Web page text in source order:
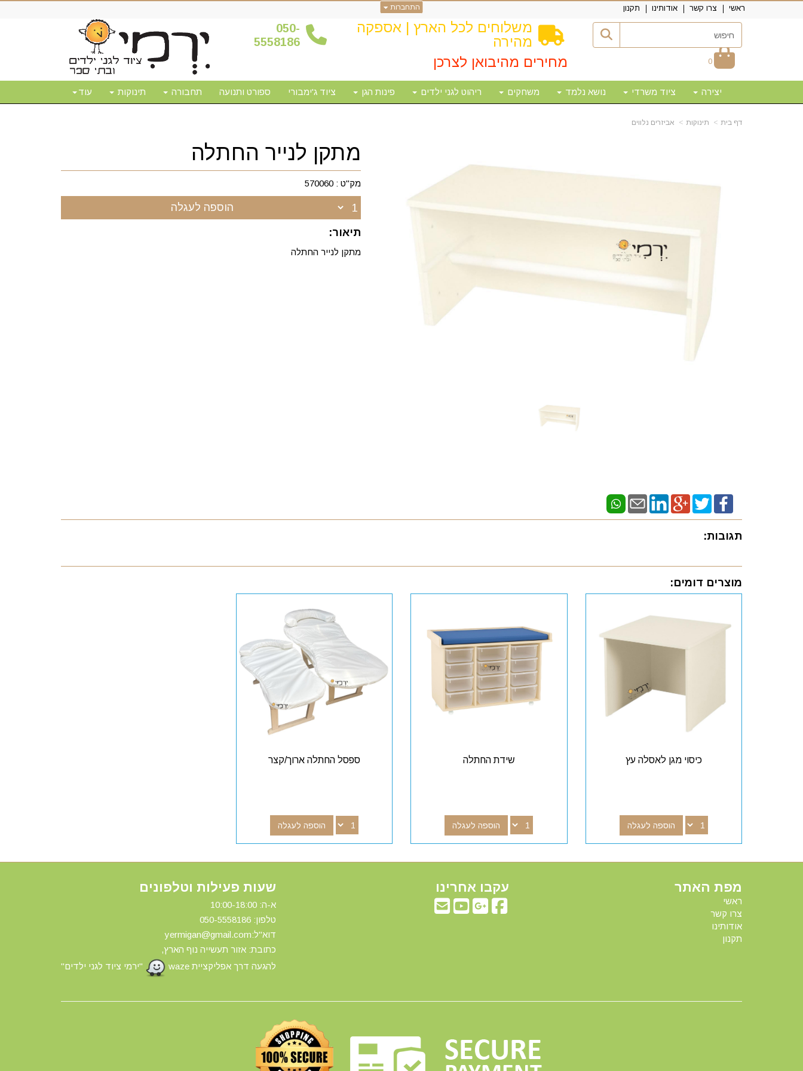
התחברות ראשי צרו קשר אודותינו תקנון
0
משלוחים לכל הארץ | אספקה
מהירה
050-
5558186
מחירים מהיבואן לצרכן
יצירה ציוד משרדי נושא נלמד משחקים ריהוט לגני ילדים פינות הגן ציוד ג'ימבורי ספורט ותנועה תחבורה תינוקות עוד
דף בית תינוקות אביזרים נלווים
מתקן לנייר החתלה
מק"ט :570060
הוספה לעגלה
תיאור:
מתקן לנייר החתלה
תגובות:
מוצרים דומים:
כיסוי מגן לאסלה עץ
הוספה לעגלה
שידת החתלה
הוספה לעגלה
ספסל החתלה ארוך/קצר
הוספה לעגלה
מפת האתר
ראשי
צרו קשר
אודותינו
תקנון
עקבו אחרינו שעות פעילות וטלפונים
א-ה: 10:00-18:00
טלפון: 0 50-5558186
דוא"ל:yermigan@gmail.com
כתובת: אזור תעשייה נוף הארץ,
להגעה דרך אפליקציית waze
"ירמי ציוד לגני ילדים"